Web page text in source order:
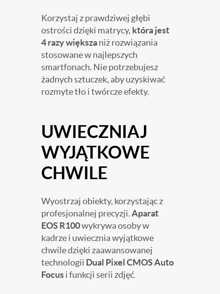
Korzystaj z prawdziwej głębi
ostrości dzięki matrycy, która jest
4 razy większaniż rozwiązania
stosowane w najlepszych
smartfonach. Nie potrzebujesz
żadnych sztuczek, aby uzyskiwać
rozmyte tło i twórcze efekty.
UWIECZNIAJ
WYJĄTKOWE
CHWILE
Wyostrzaj obiekty, korzystając z
profesjonalnej precyzji.Aparat
EOS R100wykrywa osoby w
kadrze i uwiecznia wyjątkowe
chwile dzięki zaawansowanej
technologii Dual Pixel CMOS Auto
Focusi funkcji serii zdjęć